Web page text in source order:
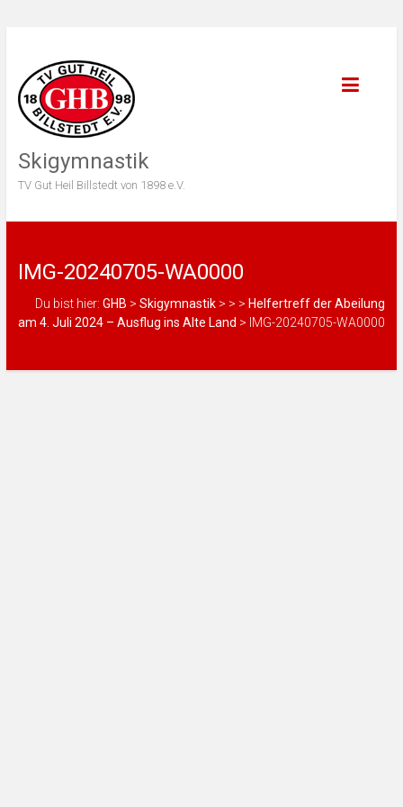
Skigymnastik
TV Gut Heil Billstedt von 1898 e.V.
IMG-20240705-WA0000
Du bist hier: GHB >Skigymnastik > > > Helfertreff der Abeilung
am 4. Juli 2024 – Ausflug ins Alte Land > IMG-20240705-WA0000